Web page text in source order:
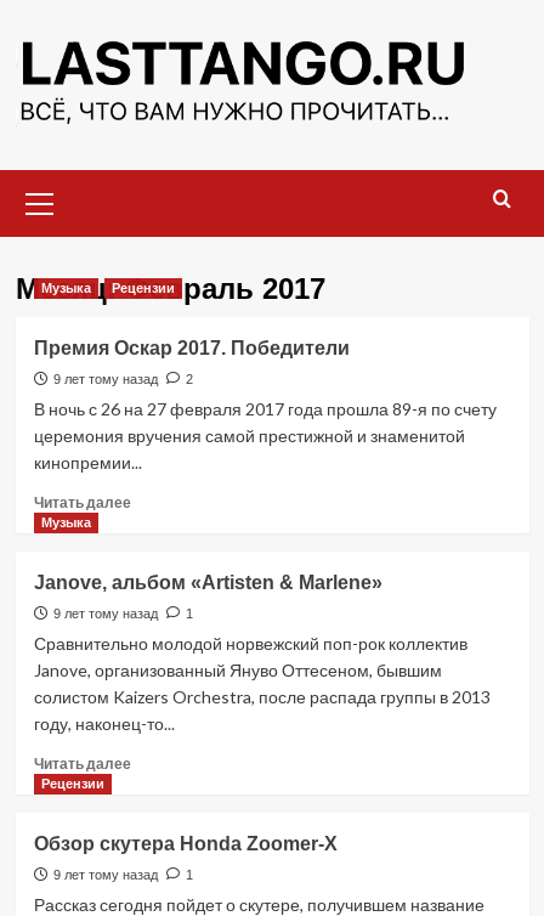
содержимому
меню
Месяц:Февраль 2017
Музыка Рецензии
Премия Оскар 2017. Победители
9 лет тому назад 2
В ночь с 26 на 27 февраля 2017 года прошла 89-я по счету
церемония вручения самой престижной и знаменитой
кинопремии...
Читать далееПрочитать
Оскар
2017.
Победители
Музыка
Janove, альбом «Artisten & Marlene»
9 лет тому назад 1
Сравнительно молодой норвежский поп-рок коллектив
Janove, организованный Януво Оттесеном, бывшим
солистом Kaizers Orchestra, после распада группы в 2013
году, наконец-то...
Читать далееПрочитать
альбом
«Artisten
Рецензии
Обзор скутера Honda Zoomer-X
9 лет тому назад 1
Рассказ сегодня пойдет о скутере, получившем название